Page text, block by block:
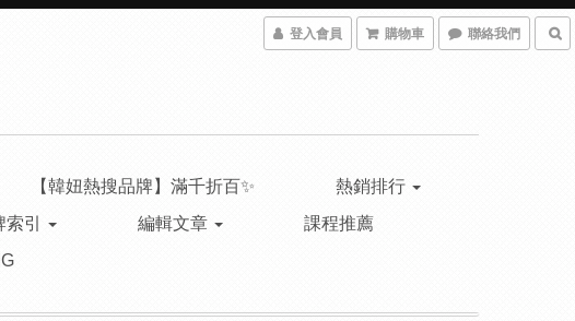
登入會員 購物車 聯絡我們
【韓妞熱搜品牌】滿千折百✨
熱銷排行
索引 編輯文章
課程推薦
IG